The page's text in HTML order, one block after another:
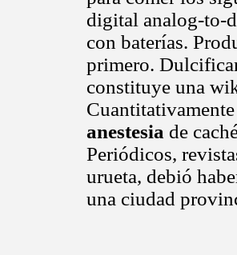
digital analog-to-
con baterías.
primero.
constituye una
anestesia de
Periódicos,
urueta, debió
una ciudad